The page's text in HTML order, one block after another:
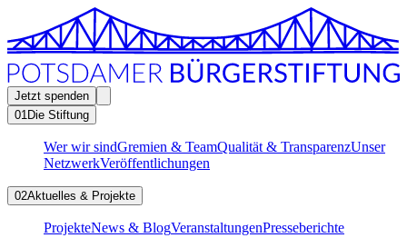
Jetzt spenden
01Die Stiftung
Wer wir sindGremien & TeamQualität & TransparenzUnser
NetzwerkVeröffentlichungen
02Aktuelles & Projekte
ProjekteNews & BlogVeranstaltungenPresseberichte